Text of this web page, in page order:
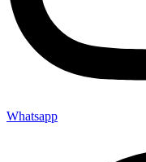
Whatsapp